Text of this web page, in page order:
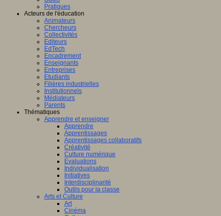
Pratiques
Acteurs de l'éducation
Animateurs
Chercheurs
Collectivités
Editeurs
EdTech
Encadrement
Enseignants
Entreprises
Etudiants
Filières industrielles
Institutionnels
Médiateurs
Parents
Thématiques
Apprendre et enseigner
Apprendre
Apprentissages
Apprentissages collaboratifs
Créativité
Culture numérique
Evaluations
Individualisation
Initiatives
Interdisciplinarité
Outils pour la classe
Arts et Culture
Art
Cinéma